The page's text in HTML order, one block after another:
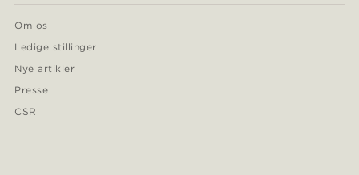
Om os
Ledige stillinger
Nye artikler
Presse
CSR